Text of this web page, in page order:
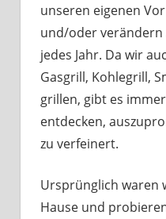
unseren eigenen
und/oder verändern
jedes Jahr. Da wir
Gasgrill, Kohlegrill,
grillen, gibt es
entdecken,
zu verfeinert.
Ursprünglich waren
Hause und